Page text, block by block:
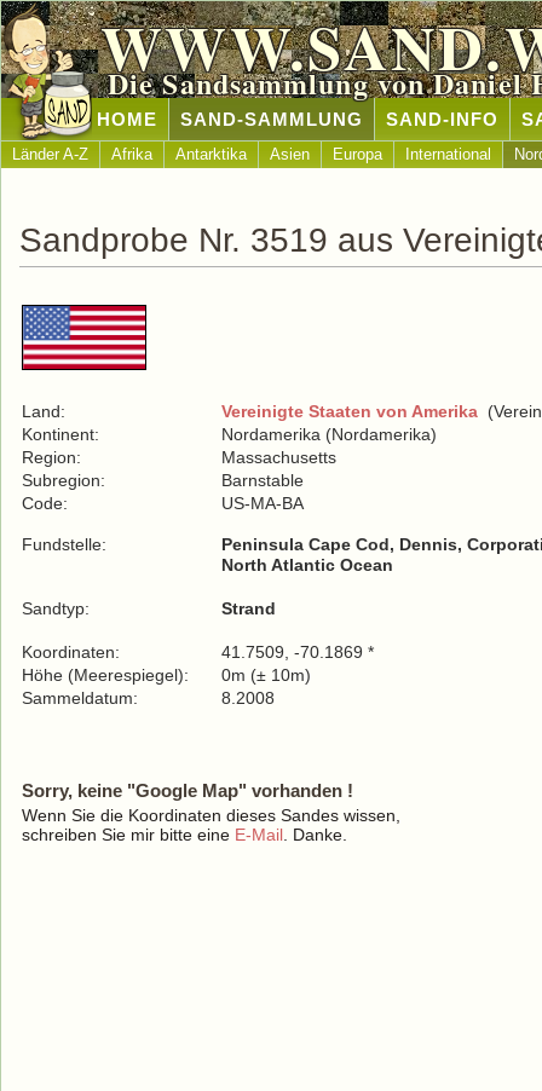
Die Sandsammlung von Daniel
HOME SAND-SAMMLUNG SAND-INFO
Länder A-Z Afrika Antarktika Asien Europa International
Sandprobe Nr. 3519 aus
Land: Vereinigte Staaten von Amerika
Kontinent:
Nordamerika (Nordamerika)
Region:
Massachusetts
Subregion:
Barnstable
Code:
US-MA-BA
Fundstelle:
Peninsula Cape Cod, Dennis,
North Atlantic Ocean
Sandtyp: Strand
Koordinaten:
41.7509, -70.1869 *
Höhe (Meerespiegel):
0m (± 10m)
Sammeldatum:
8.2008
Sorry, keine "Google Map" vorhanden !
Wenn Sie die Koordinaten dieses Sandes wissen,
schreiben Sie mir bitte eine E-Mail . Danke.